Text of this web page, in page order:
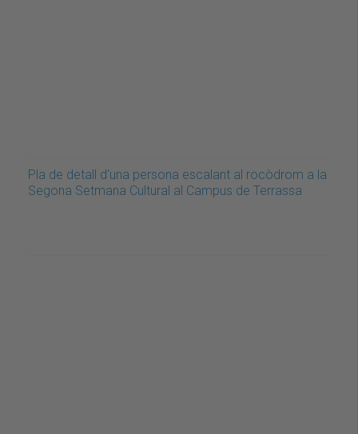
Pla de detall d'una persona escalant al rocòdrom a la
Segona Setmana Cultural al Campus de Terrassa